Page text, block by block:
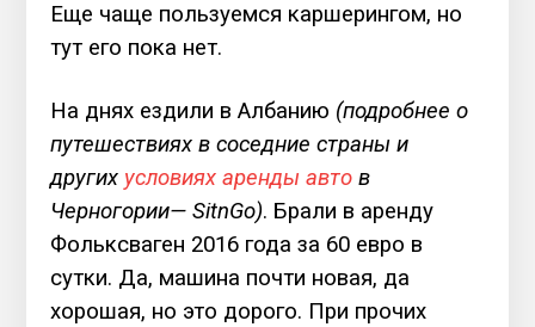
Еще чаще пользуемся каршерингом, но
тут его пока нет.
На днях ездили в Албанию (подробнее о
путешествиях в соседние страны и
других условиях аренды авто в
Черногории— SitnGo). Брали в аренду
Фольксваген 2016 года за 60 евро в
сутки. Да, машина почти новая, да
хорошая, но это дорого. При прочих